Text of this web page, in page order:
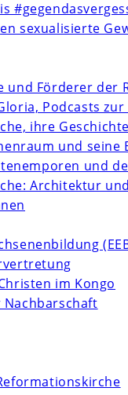
sexualisierte
und Förderer der
Podcasts
ihre
und seine
und
Architektur
im Kongo